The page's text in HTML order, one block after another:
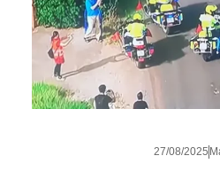
27/08/2025